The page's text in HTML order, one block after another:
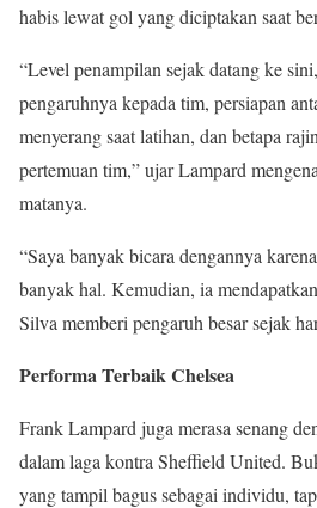
habis lewat gol yang diciptakan saat
“Level penampilan sejak datang ke
pengaruhnya kepada tim, persiapan
menyerang saat latihan, dan betapa
pertemuan tim,” ujar Lampard
matanya.
“Saya banyak bicara dengannya
banyak hal. Kemudian, ia
Silva memberi pengaruh besar sejak
Performa Terbaik Chelsea
Frank Lampard juga merasa senang
dalam laga kontra Sheffield United.
yang tampil bagus sebagai individu,